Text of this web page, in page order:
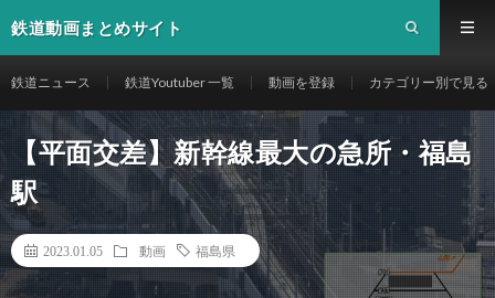
鉄道動画まとめサイト
鉄道ニュース 鉄道Youtuber 一覧 動画を登録 カテゴリー別で見る
【平面交差】新幹線最大の急所・福島
駅
2023.01.05 動画 福島県